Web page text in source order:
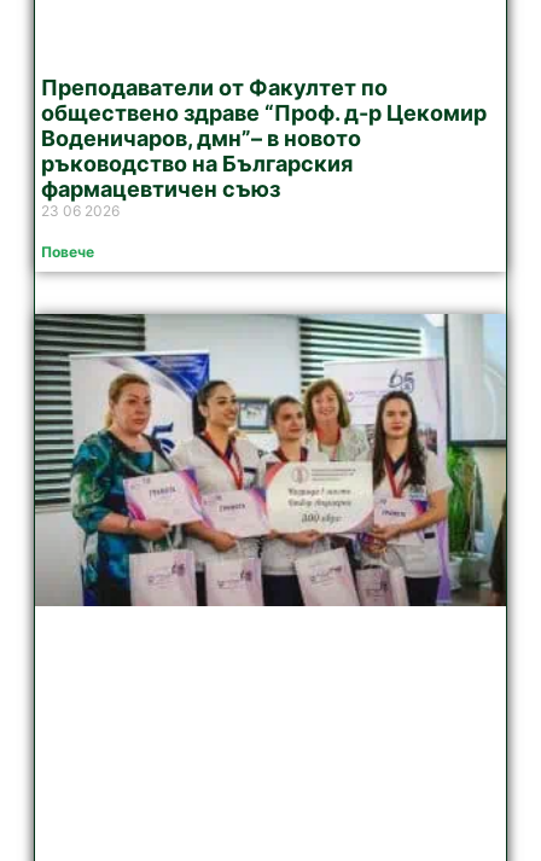
Преподаватели от Факултет по
обществено здраве “Проф. д-р Цекомир
Воденичаров, дмн”– в новото
ръководство на Българския
фармацевтичен съюз
23 06 2026
Повече